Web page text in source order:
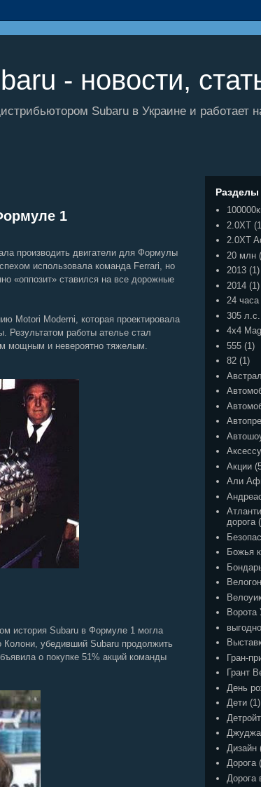
- новости,
Subaru в Украине и работает
1
производить двигатели для Формулы
использовала команда Ferrari, но
«оппозит» ставился на все дорожные
Motori Moderni, которая проектировала
Результатом работы ателье стал
мощным и невероятно тяжелым.
история Subaru в Формуле 1 могла
убедивший Subaru продолжить
о покупке 51% акций команды
Разделы
2.0XT
2.0XT
20 млн
2013 (1)
2014 (1)
24
305 л.с.
4x4
555 (1)
82 (1)
Акции
Али
дорога
Божья
Ворота
выгодно
Гран-
Грант
День
Дети (1)
Детройт
Дизайн
Дорога
Дорога